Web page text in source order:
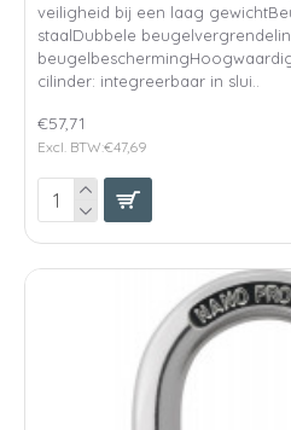
veiligheid bij een laag
staalDubbele
cilinder: integreerbaar in slui..
€57,71
Excl. BTW:€47,69